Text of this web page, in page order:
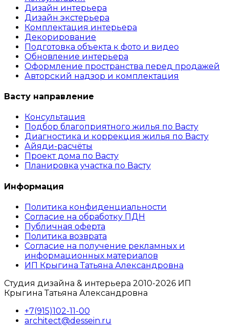
Дизайн интерьера
Дизайн экстерьера
Комплектация интерьера
Декорирование
Подготовка объекта к фото и видео
Обновление интерьера
Оформление пространства перед продажей
Авторский надзор и комплектация
Васту направление
Консультация
Подбор благоприятного жилья по Васту
Диагностика и коррекция жилья по Васту
Айяди-расчёты
Проект дома по Васту
Планировка участка по Васту
Информация
Политика конфиденциальности
Согласие на обработку ПДН
Публичная оферта
Политика возврата
Согласие на получение рекламных и
информационных материалов
ИП Крыгина Татьяна Александровна
Студия дизайна & интерьера 2010-2026 ИП
Крыгина Татьяна Александровна
+7(915)102-11-00
architect@dessein.ru